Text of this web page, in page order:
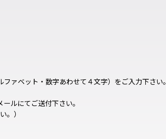
ァベット・数字あわせて４文字）をご入力下さい。
ルにてご送付下さい。
。）